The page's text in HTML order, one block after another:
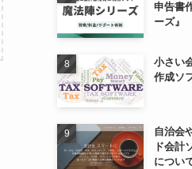
申告書
ーズ』
小さい
作成ソ
自治会
ド会計
につい